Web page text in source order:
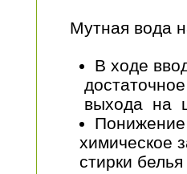
Мутная вода
В ходе
выхода на
химическое
стирки